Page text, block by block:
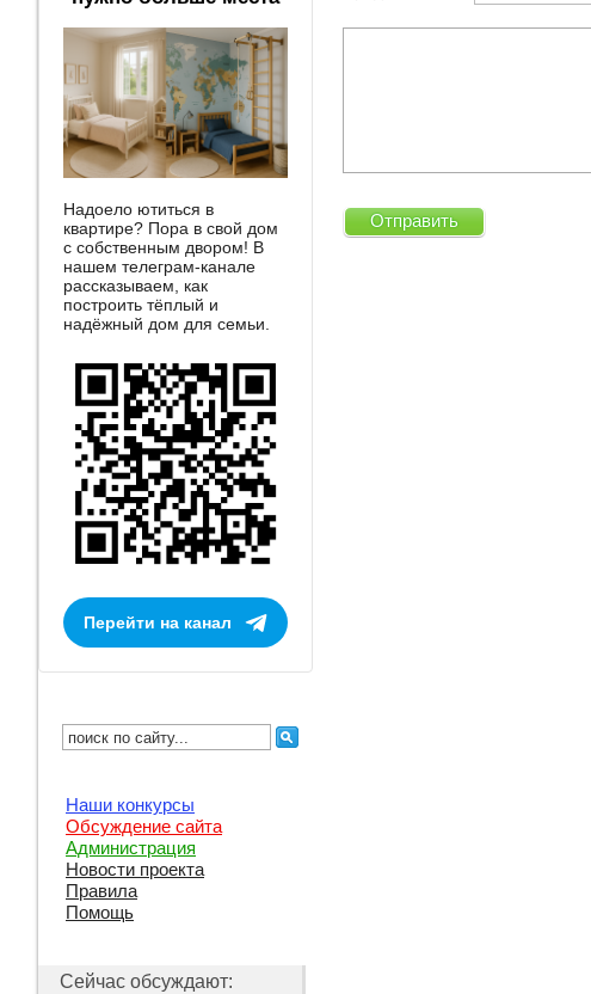
Надоело ютиться в
квартире? Пора в свой дом
с собственным двором! В
нашем телеграм-канале
рассказываем, как
построить тёплый и
надёжный дом для семьи.
Перейти на канал
Наши конкурсы
Обсуждение сайта
Администрация
Новости проекта
Правила
Помощь
Сейчас обсуждают: